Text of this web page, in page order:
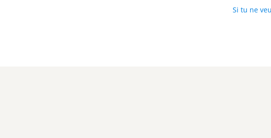
Si tu ne